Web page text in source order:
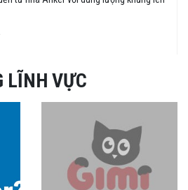
mái sử dụng mà không lo ngại sắp hết
~ dung lượng thực >15.500mAh - Cổng
4.8A - Thời gian sạc đầy: 12 giờ - Lõi pin:
LĨNH VỰC